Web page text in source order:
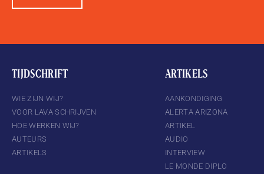
TIJDSCHRIFT
WIE ZIJN WIJ?
VOOR LAVA SCHRIJVEN
HOE WERKEN WIJ?
AUTEURS
ARTIKELS
ARTIKELS
AANKONDIGING
ALERTA ARIZONA
ARTIKEL
AUDIO
INTERVIEW
LE MONDE DIPLO